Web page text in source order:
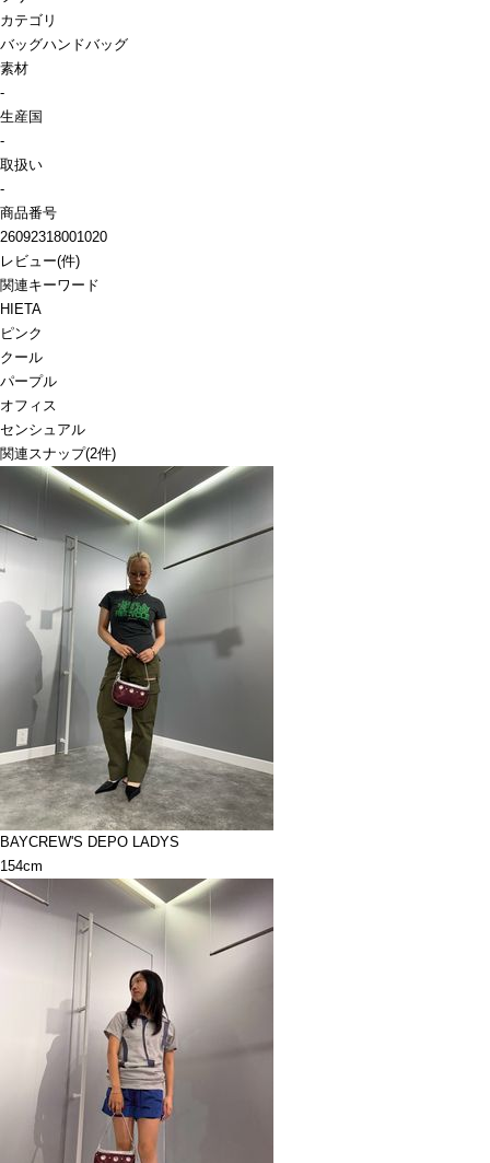
カテゴリ
バッグハンドバッグ
素材
-
生産国
-
取扱い
-
商品番号
26092318001020
レビュー(件)
関連キーワード
HIETA
ピンク
クール
パープル
オフィス
センシュアル
関連スナップ(2件)
BAYCREW'S DEPO LADYS
154cm